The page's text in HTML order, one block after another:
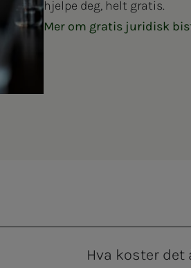
hjelpe deg, helt gratis.
Mer om gratis juridisk
Hva koster det